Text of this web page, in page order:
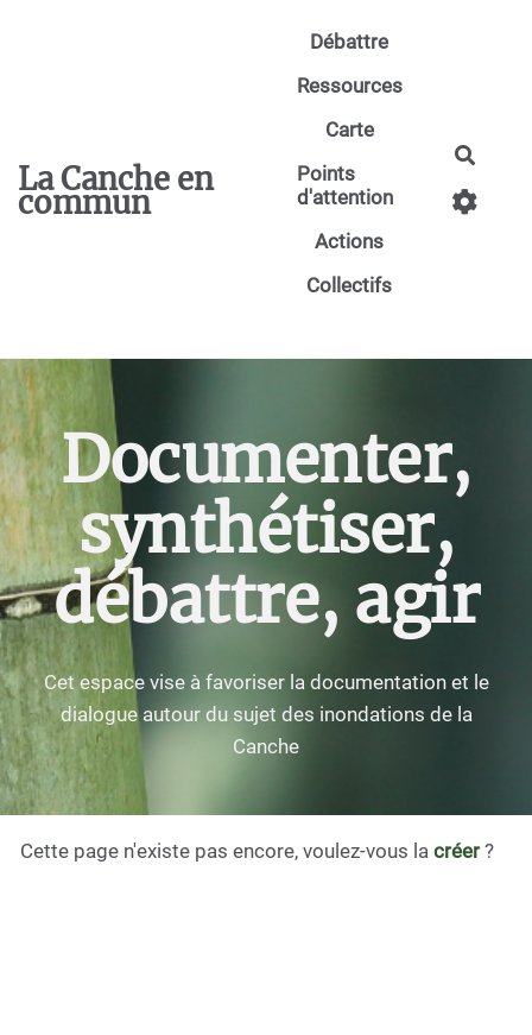
La Canche en
commun
Débattre
Ressources
Carte
Points
d'attention
Actions
Collectifs
Documenter,
synthétiser,
débattre, agir
Cet espace vise à favoriser la documentation et le
dialogue autour du sujet des inondations de la
Canche
Cette page n'existe pas encore, voulez-vous la créer?